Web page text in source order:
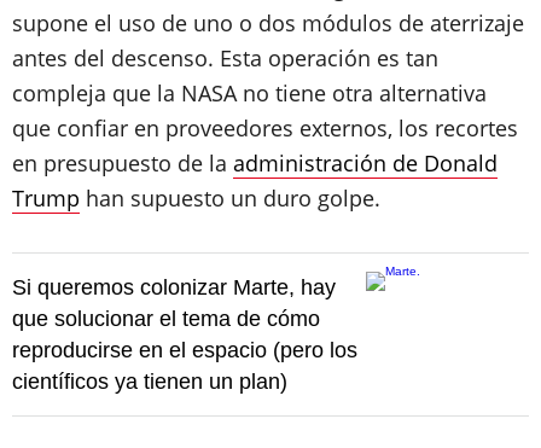
supone el uso de uno o dos módulos de aterrizaje
antes del descenso. Esta operación es tan
compleja que la NASA no tiene otra alternativa
que confiar en proveedores externos, los recortes
en presupuesto de la administración de Donald
Trump han supuesto un duro golpe.
Si queremos colonizar Marte, hay
que solucionar el tema de cómo
reproducirse en el espacio (pero los
científicos ya tienen un plan)